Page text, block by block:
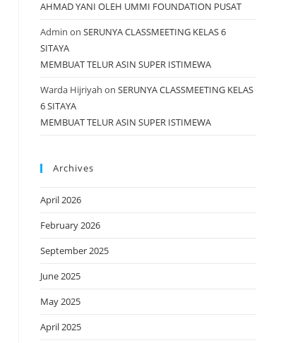
AHMAD YANI OLEH UMMI FOUNDATION PUSAT
Admin on SERUNYA CLASSMEETING KELAS 6
SITAYA
MEMBUAT TELUR ASIN SUPER ISTIMEWA
Warda Hijriyah on SERUNYA CLASSMEETING KELAS
6 SITAYA
MEMBUAT TELUR ASIN SUPER ISTIMEWA
Archives
April 2026
February 2026
September 2025
June 2025
May 2025
April 2025